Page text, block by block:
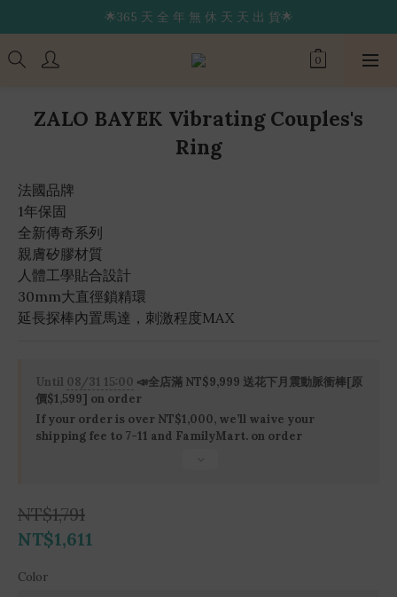
🔥限 時 送 玩 具 消 毒 袋🔥
🌟365 天 全 年 無 休 天 天 出 貨🌟
🚚 24 hr 極 速 出 貨 🔥
ZALO BAYEK Vibrating Couples's
Ring
法國品牌
1年保固
全新傳奇系列
親膚矽膠材質
人體工學貼合設計
30mm大直徑鎖精環
延長探棒內置馬達，刺激程度MAX
Until 08/31 15:00 📣全店滿 NT$9,999 送花下月震動脈衝棒[原
價$1,599] on order
If your order is over NT$1,000, we’ll waive your
shipping fee to 7-11 and FamilyMart. on order
NT$1,791
NT$1,611
Color